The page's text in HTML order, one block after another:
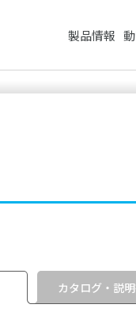
製品情報
材
矯正製品
可能です。
製品情報
カタログ・説